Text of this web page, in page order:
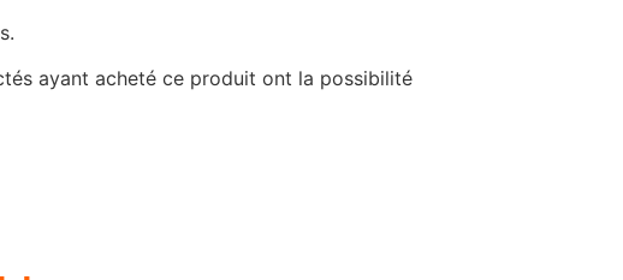
ayant acheté ce produit ont la possibilité